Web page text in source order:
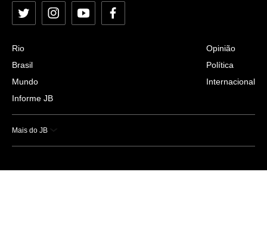
Twitter InstagramYouTubeFacebook
Rio
Brasil
Mundo
Informe JB
Opinião
Política
Internacional
Mais do JB
Esportes